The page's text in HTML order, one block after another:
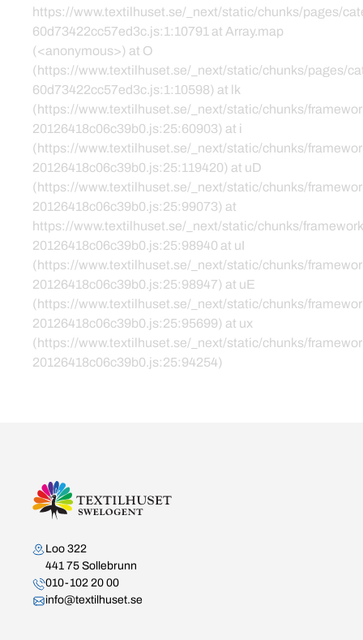
https://www.textilhuset.se/_next/static/chunks/pages/
60d73422cc57ed3c.js:1:10791 at Array.map
(<anonymous>) at O
(https://www.textilhuset.se/_next/static/chunks/pages/
60d73422cc57ed3c.js:1:10598) at lk
(https://www.textilhuset.se/_next/static/chunks/
20126418c06c39b0.js:25:60903) at i
(https://www.textilhuset.se/_next/static/chunks/
20126418c06c39b0.js:25:119420) at uD
(https://www.textilhuset.se/_next/static/chunks/
20126418c06c39b0.js:25:99073) at
https://www.textilhuset.se/_next/static/chunks/
20126418c06c39b0.js:25:98940 at uI
(https://www.textilhuset.se/_next/static/chunks/
20126418c06c39b0.js:25:98947) at uE
(https://www.textilhuset.se/_next/static/chunks/
20126418c06c39b0.js:25:95699) at ux
(https://www.textilhuset.se/_next/static/chunks/
20126418c06c39b0.js:25:94254)
Kontakta oss
Loo 322
441 75 Sollebrunn
010-102 20 00
info@textilhuset.se